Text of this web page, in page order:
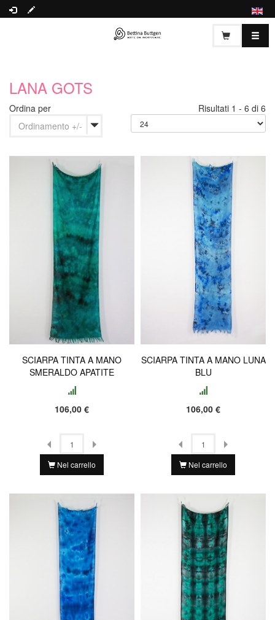
LANA GOTS
Ordina per
Ordinamento +/-
Risultati 1 - 6 di 6
SCIARPA TINTA A MANO
SMERALDO APATITE
106,00 €
Nel carrello
SCIARPA TINTA A MANO LUNA
BLU
106,00 €
Nel carrello